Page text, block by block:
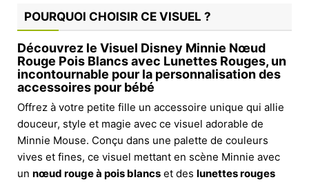
POURQUOI CHOISIR CE VISUEL ?
Découvrez le Visuel Disney Minnie Nœud
Rouge Pois Blancs avec Lunettes Rouges, un
incontournable pour la personnalisation des
accessoires pour bébé
Offrez à votre petite fille un accessoire unique qui allie
douceur, style et magie avec ce visuel adorable de
Minnie Mouse. Conçu dans une palette de couleurs
vives et fines, ce visuel mettant en scène Minnie avec
un nœud rouge à pois blancs et des lunettes rouges